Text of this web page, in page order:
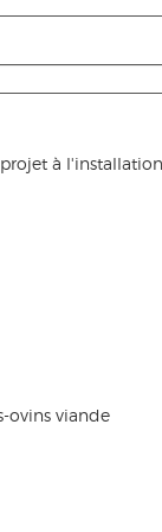
à l'installation
ovins viande